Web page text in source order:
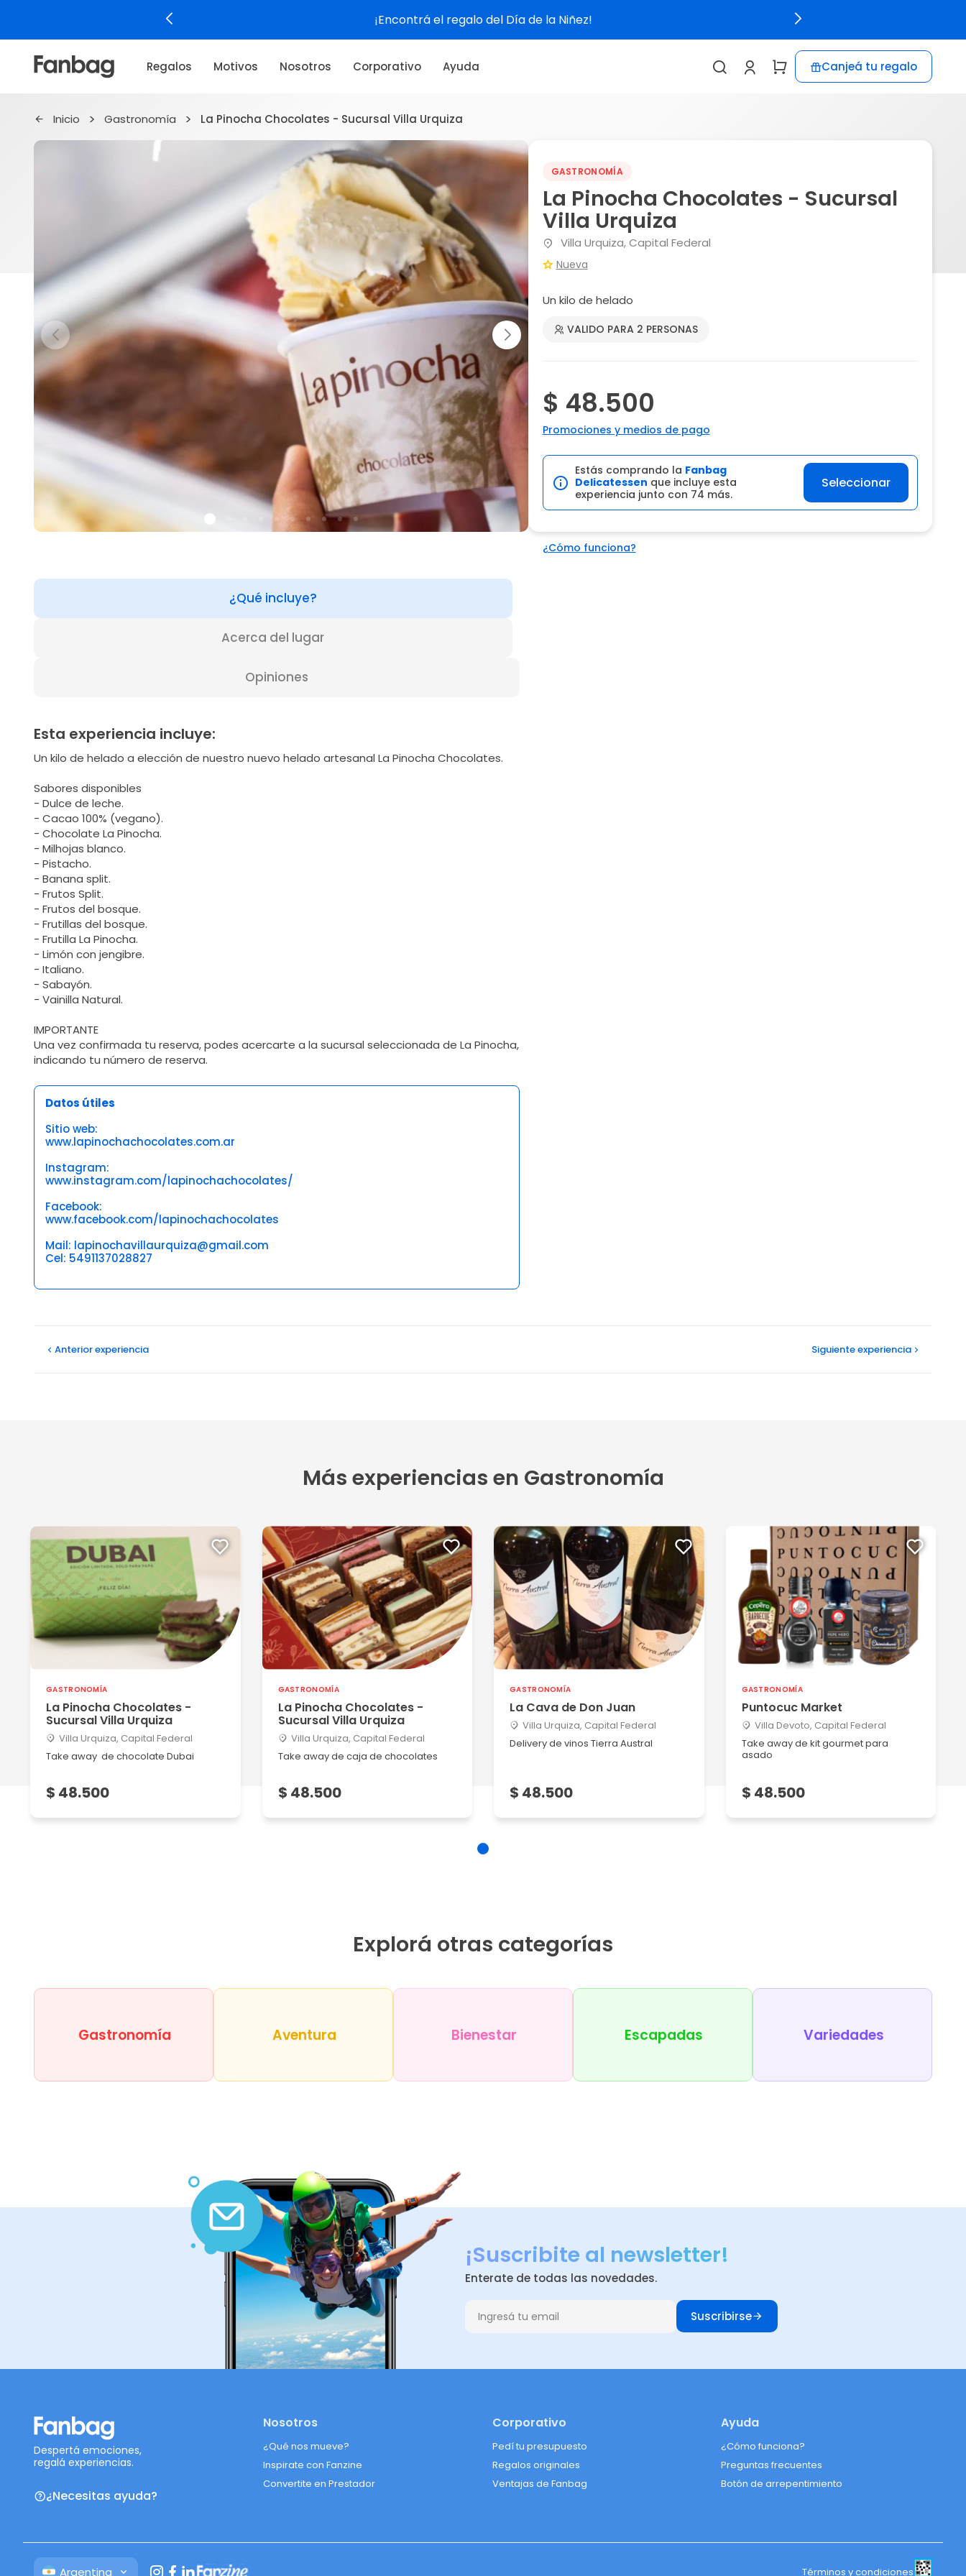
¡Encontrá el regalo del Día de la Niñez!
Regalos Motivos Nosotros Corporativo Ayuda Canjeá tu regalo
Inicio Gastronomía La Pinocha Chocolates - Sucursal Villa Urquiza
GASTRONOMÍA
La Pinocha Chocolates - Sucursal
Villa Urquiza
Villa Urquiza, Capital Federal
Nueva
Un kilo de helado
VALIDO PARA 2 PERSONAS
$ 48.500
Promociones y medios de pago
Estás comprando la Fanbag
Delicatessen que incluye esta
experiencia junto con 74 más.
Seleccionar
¿Cómo funciona?
¿Qué incluye?
Acerca del lugar
Opiniones
Esta experiencia incluye:
Un kilo de helado a elección de nuestro nuevo helado artesanal La Pinocha Chocolates.
Sabores disponibles
- Dulce de leche.
- Cacao 100% (vegano).
- Chocolate La Pinocha.
- Milhojas blanco.
- Pistacho.
- Banana split.
- Frutos Split.
- Frutos del bosque.
- Frutillas del bosque.
- Frutilla La Pinocha.
- Limón con jengibre.
- Italiano.
- Sabayón.
- Vainilla Natural.
IMPORTANTE
Una vez confirmada tu reserva, podes acercarte a la sucursal seleccionada de La Pinocha,
indicando tu número de reserva.
Datos útiles
Sitio web:
www.lapinochachocolates.com.ar
Instagram:
www.instagram.com/lapinochachocolates/
Facebook:
www.facebook.com/lapinochachocolates
Mail: lapinochavillaurquiza@gmail.com
Cel: 5491137028827
Anteriorexperiencia Siguienteexperiencia
Más experiencias en Gastronomía
GASTRONOMÍA
La Pinocha Chocolates -
Sucursal Villa Urquiza
Villa Urquiza, Capital Federal
Take away de chocolate Dubai
$ 48.500
GASTRONOMÍA
La Pinocha Chocolates -
Sucursal Villa Urquiza
Villa Urquiza, Capital Federal
Take away de caja de chocolates
$ 48.500
GASTRONOMÍA
La Cava de Don Juan
Villa Urquiza, Capital Federal
Delivery de vinos Tierra Austral
$ 48.500
GASTRONOMÍA
Puntocuc Market
Villa Devoto, Capital Federal
Take away de kit gourmet para
asado
$ 48.500
Explorá otras categorías
Gastronomía Aventura Bienestar Escapadas Variedades
¡Suscribite al newsletter!
Enterate de todas las novedades.
Suscribirse
Despertá emociones,
regalá experiencias.
¿Necesitas ayuda?
Nosotros
¿Qué nos mueve?
Inspirate con Fanzine
Convertite en Prestador
Corporativo
Pedí tu presupuesto
Regalos originales
Ventajas de Fanbag
Ayuda
¿Cómo funciona?
Preguntas frecuentes
Botón de arrepentimiento
Argentina Términos y condiciones